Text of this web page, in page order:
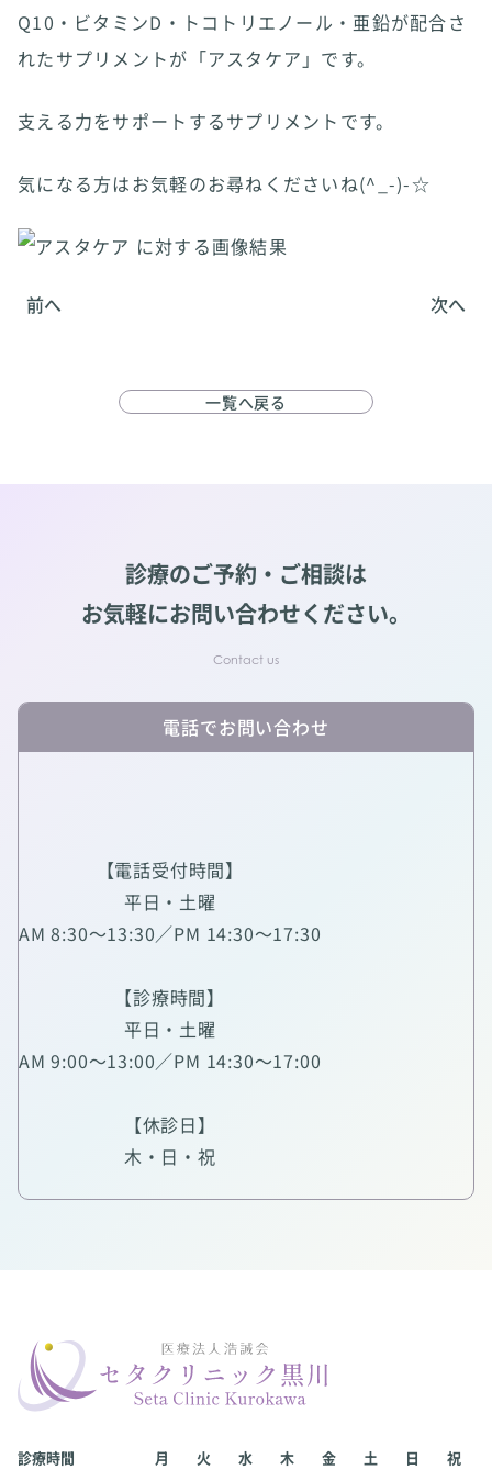
Q10・ビタミンD・トコトリエノール・亜鉛が配合さ
れたサプリメントが「アスタケア」です。
支える力をサポートするサプリメントです。
気になる方はお気軽のお尋ねくださいね(^_-)-☆
前へ 次へ
一覧へ戻る
診療のご予約・ご相談は
お気軽にお問い合わせください。
電話でお問い合わせ
【電話受付時間】
平日・土曜
AM 8:30～13:30／PM 14:30～17:30
【診療時間】
平日・土曜
AM 9:00～13:00／PM 14:30～17:00
【休診日】
木・日・祝
診療時間 月 火 水 木 金 土 日 祝